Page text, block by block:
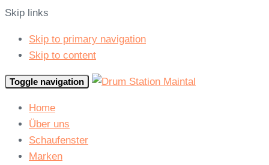
Skip links
Skip to primary navigation
Skip to content
Toggle navigation
Home
Über uns
Schaufenster
Marken